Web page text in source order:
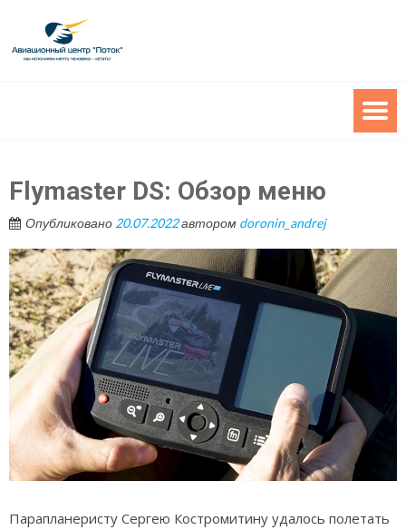
Flymaster DS: Обзор меню
Опубликовано 20.07.2022автором doronin_andrej
Парапланеристу Сергею Костромитину удалось полетать